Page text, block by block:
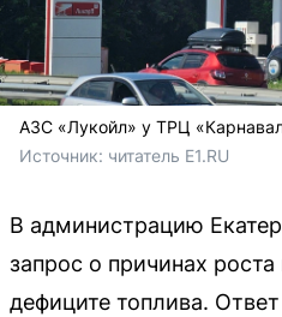
АЗС «Лукойл» у ТРЦ
Источник: читатель E1.RU
В администрацию
запрос о причинах
дефиците топлива.